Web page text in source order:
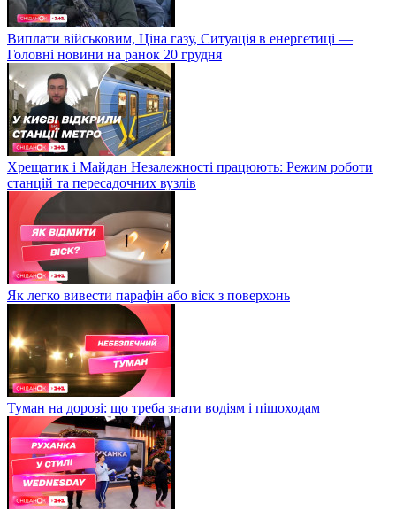
Виплати військовим, Ціна газу, Ситуація в енергетиці —
Головні новини на ранок 20 грудня
Хрещатик і Майдан Незалежності працюють: Режим роботи
станцій та пересадочних вузлів
Як легко вивести парафін або віск з поверхонь
Туман на дорозі: що треба знати водіям і пішоходам